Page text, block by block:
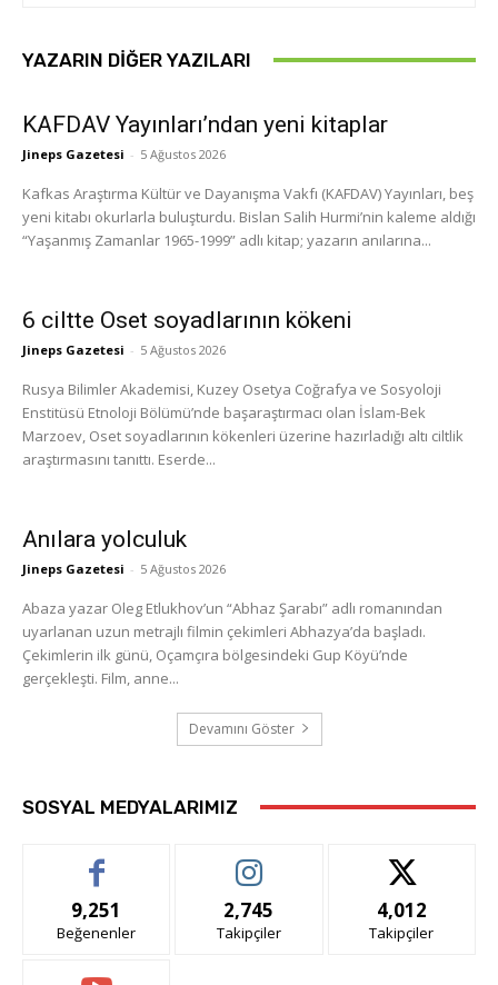
YAZARIN DIĞER YAZILARI
KAFDAV Yayınları’ndan yeni kitaplar
Jineps Gazetesi - 5 Ağustos 2026
Kafkas Araştırma Kültür ve Dayanışma Vakfı (KAFDAV) Yayınları, beş
yeni kitabı okurlarla buluşturdu. Bislan Salih Hurmi’nin kaleme aldığı
“Yaşanmış Zamanlar 1965-1999” adlı kitap; yazarın anılarına...
6 ciltte Oset soyadlarının kökeni
Jineps Gazetesi - 5 Ağustos 2026
Rusya Bilimler Akademisi, Kuzey Osetya Coğrafya ve Sosyoloji
Enstitüsü Etnoloji Bölümü’nde başaraştırmacı olan İslam-Bek
Marzoev, Oset soyadlarının kökenleri üzerine hazırladığı altı ciltlik
araştırmasını tanıttı. Eserde...
Anılara yolculuk
Jineps Gazetesi - 5 Ağustos 2026
Abaza yazar Oleg Etlukhov’un “Abhaz Şarabı” adlı romanından
uyarlanan uzun metrajlı filmin çekimleri Abhazya’da başladı.
Çekimlerin ilk günü, Oçamçıra bölgesindeki Gup Köyü’nde
gerçekleşti. Film, anne...
Devamını Göster
SOSYAL MEDYALARIMIZ
9,251
Beğenenler
2,745
Takipçiler
4,012
Takipçiler